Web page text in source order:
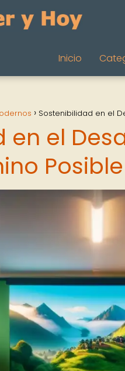
Inicio
Sostenibilidad en el
en el
Posible